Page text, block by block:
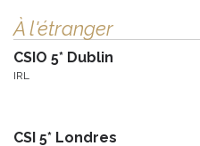
À l'étranger
CSIO 5* Dublin
IRL
CSI 5* Londres